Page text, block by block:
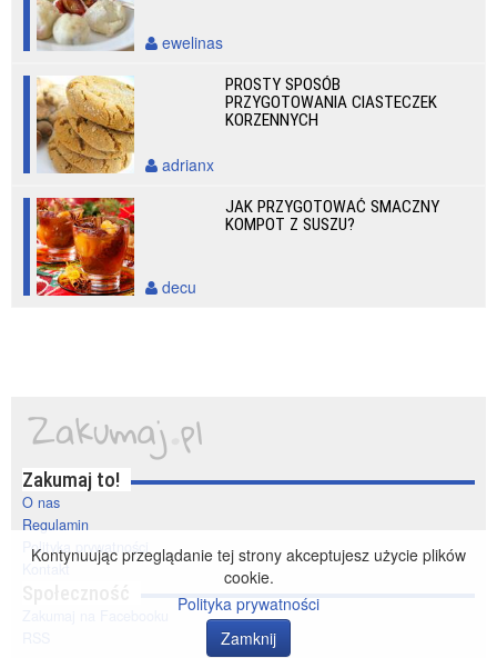
ewelinas
PROSTY SPOSÓB
PRZYGOTOWANIA CIASTECZEK
KORZENNYCH
adrianx
JAK PRZYGOTOWAĆ SMACZNY
KOMPOT Z SUSZU?
decu
Zakumaj to!
O nas
Regulamin
Polityka prywatności
Kontakt
Kontynuując przeglądanie tej strony akceptujesz użycie plików
cookie.
Polityka prywatności
Zamknij